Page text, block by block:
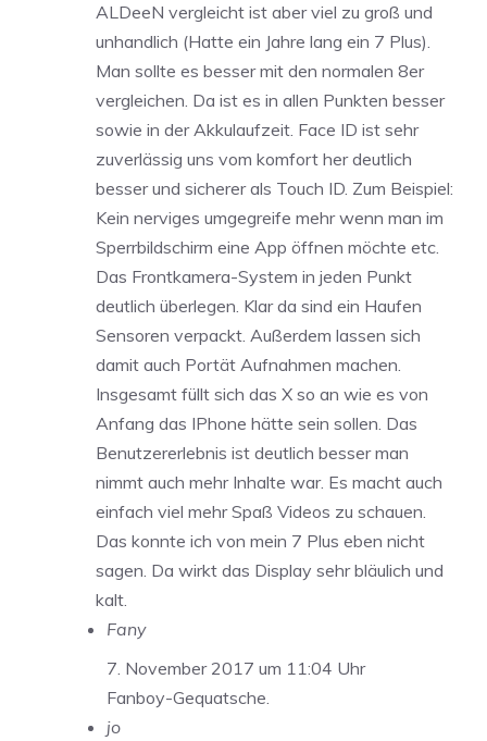
ALDeeN vergleicht ist aber viel zu groß und
unhandlich (Hatte ein Jahre lang ein 7 Plus).
Man sollte es besser mit den normalen 8er
vergleichen. Da ist es in allen Punkten besser
sowie in der Akkulaufzeit. Face ID ist sehr
zuverlässig uns vom komfort her deutlich
besser und sicherer als Touch ID. Zum Beispiel:
Kein nerviges umgegreife mehr wenn man im
Sperrbildschirm eine App öffnen möchte etc.
Das Frontkamera-System in jeden Punkt
deutlich überlegen. Klar da sind ein Haufen
Sensoren verpackt. Außerdem lassen sich
damit auch Portät Aufnahmen machen.
Insgesamt füllt sich das X so an wie es von
Anfang das IPhone hätte sein sollen. Das
Benutzererlebnis ist deutlich besser man
nimmt auch mehr Inhalte war. Es macht auch
einfach viel mehr Spaß Videos zu schauen.
Das konnte ich von mein 7 Plus eben nicht
sagen. Da wirkt das Display sehr bläulich und
kalt.
Fany
7. November 2017 um 11:04 Uhr
Fanboy-Gequatsche.
jo